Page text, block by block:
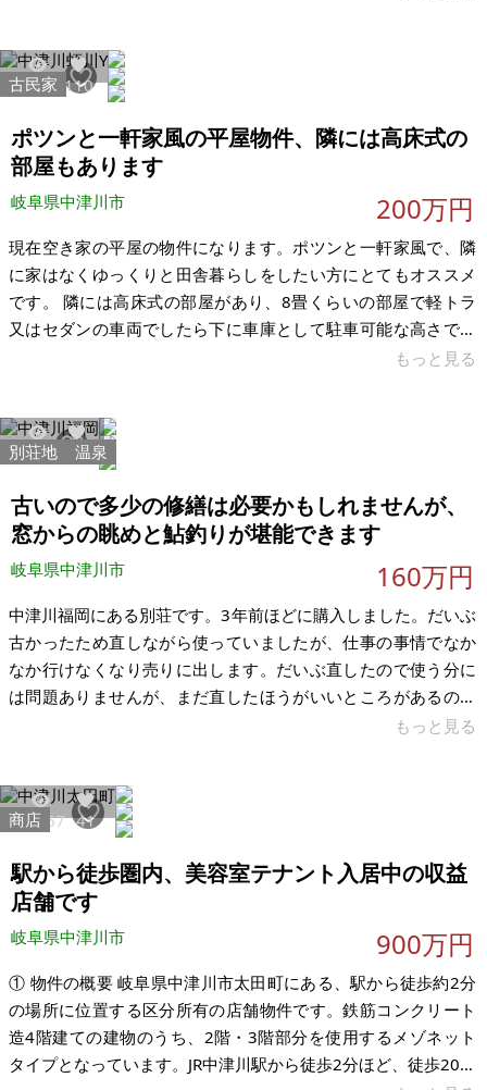
路（東山山麓線）がきており車での往来に便利なところです。
近くには太陽光発電をしている土地もあります。近くの土地に
は、畑や太陽光発電をしている土地もあり、キャンプ場や太陽
光発電としてもご利用頂けます。いつでも取引
17364 110
古民家
ポツンと一軒家風の平屋物件、隣には高床式の
部屋もあります
岐阜県中津川市 200万円
現在空き家の平屋の物件になります。ポツンと一軒家風で、隣
に家はなくゆっくりと田舎暮らしをしたい方にとてもオススメ
です。 隣には高床式の部屋があり、8畳くらいの部屋で軽トラ
又はセダンの車両でしたら下に車庫として駐車可能な高さです
(170cmほど)。床の木がダメになっていたので、剥がして現在
ています。修復に手間がかかりそうです。 現在（2025年10
月）は中を片付けて残地物は少なく、草刈りをしてあります。
テントサウナごと譲渡します。 【物件概要】※古屋付土地 場
所：岐阜県中津川
もっと見る
17813 160
別荘地 温泉
古いので多少の修繕は必要かもしれませんが、
窓からの眺めと鮎釣りが堪能できます
岐阜県中津川市 160万円
中津川福岡にある別荘です。3年前ほどに購入しました。だいぶ
古かったため直しながら使っていましたが、仕事の事情でなか
なか行けなくなり売りに出します。だいぶ直したので使う分に
は問題ありませんが、まだ直したほうがいいところがあるので
で水道が止まります。皆さんはペットボトルで水を持参してい
ます。近くに温泉がありますので冬はそちらを利用するといい
です。5分くらいのところに鮎釣りでにぎわう川があります。釣
り好きの人の拠点でもいいです
もっと見る
13767 41
商店
駅から徒歩圏内、美容室テナント入居中の収益
店舗です
岐阜県中津川市 900万円
① 物件の概要 岐阜県中津川市太田町にある、駅から徒歩約2分
の場所に位置する区分所有の店舗物件です。鉄筋コンクリート
造4階建ての建物のうち、2階・3階部分を使用するメゾネット
タイプとなっています。JR中津川駅から徒歩2分ほど、徒歩20秒